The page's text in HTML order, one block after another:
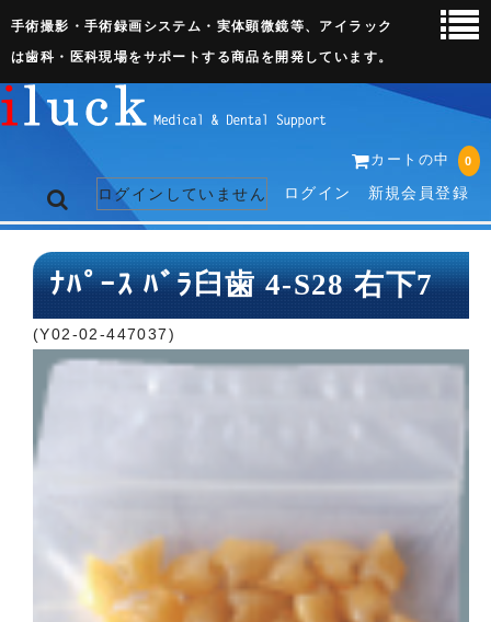
手術撮影・手術録画システム・実体顕微鏡等、アイラック
は歯科・医科現場をサポートする商品を開発しています。
カートの中 0
ログインしていません ログイン 新規会員登録
トップページ
歯科関連機器
お問い合わせ
ﾅﾊﾟｰｽ ﾊﾞﾗ臼歯 4-S28 右下7
(Y02-02-447037)